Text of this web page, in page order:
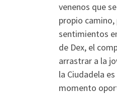
venenos que
propio
sentimientos
de Dex, el
arrastrar a la
la Ciudadela
momento